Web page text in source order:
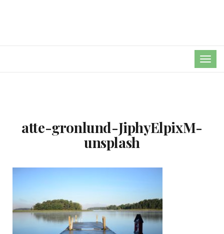
atte-gronlund-JiphyElpixM-
unsplash